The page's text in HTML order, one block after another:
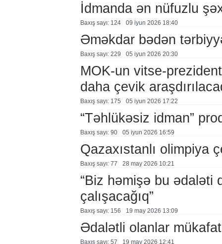
İdmanda ən nüfuzlu
Baxış sayı: 124 09 i̇yun 2026 18:40
Əməkdar bədən
Baxış sayı: 229 05 i̇yun 2026 20:30
MOK-un vitse-
daha çevik
Baxış sayı: 175 05 i̇yun 2026 17:22
“Təhlükəsiz idman”
Baxış sayı: 90 05 i̇yun 2026 16:59
Qazaxıstanlı olimpiya
Baxış sayı: 77 28 may 2026 10:21
“Biz həmişə bu ədaləti
çalışacağıq”
Baxış sayı: 156 19 may 2026 13:09
Ədalətli olanlar
Baxış sayı: 57 19 may 2026 12:41